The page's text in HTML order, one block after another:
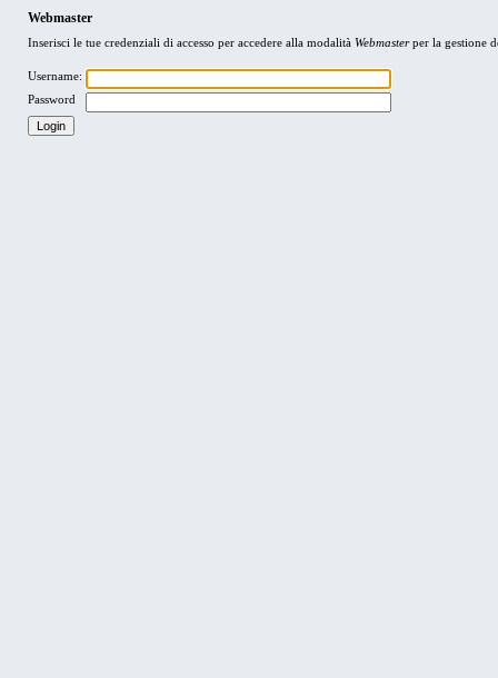
Webmaster
Inserisci le tue credenziali di accesso per accedere alla modalità Webmasterper la gestione
Username:
Password